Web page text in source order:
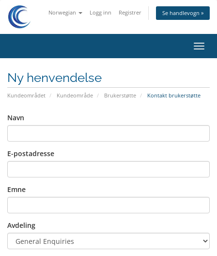
Norwegian Logg inn Registrer Se handlevogn »
Bytt
Ny henvendelse
Kundeområdet Kundeområde Brukerstøtte Kontakt brukerstøtte
Navn
E-postadresse
Emne
Avdeling